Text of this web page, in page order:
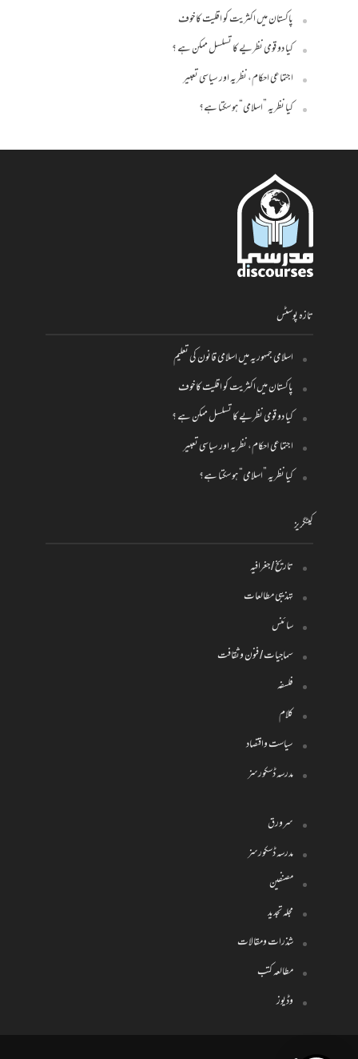
پاکستان میں اکثریت کو اقلیت کا خوف
کیا دو قومی نظریے کا تسلسل ممکن ہے ؟
اجتماعی احکام، نظریہ اور سیاسی تعبیر
کیا نظریہ ”اسلامی“ ہو سکتا ہے؟
تازہ پوسٹس
اسلامی جمہوریہ میں اسلامی قانون کی تعلیم
پاکستان میں اکثریت کو اقلیت کا خوف
کیا دو قومی نظریے کا تسلسل ممکن ہے ؟
اجتماعی احکام، نظریہ اور سیاسی تعبیر
کیا نظریہ ”اسلامی“ ہو سکتا ہے؟
کیٹگریز
تاریخ / جغرافیہ
تہذیبی مطالعات
سائنس
سماجیات / فنون وثقافت
فلسفہ
کلام
سیاست واقتصاد
مدرسہ ڈسکورسز
سرورق
مدرسہ ڈسکورسز
مصنفین
مجلہ تجدید
شذرات ومقالات
مطالعہ کتب
وڈیوز